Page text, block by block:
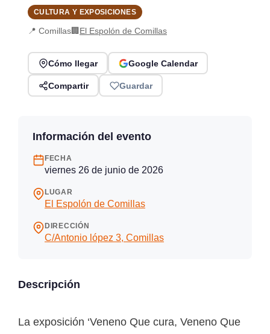
CULTURA Y EXPOSICIONES
📍 Comillas🏢 El Espolón de Comillas
Cómo llegar Google Calendar
Compartir Guardar
Información del evento
FECHA
viernes 26 de junio de 2026
LUGAR
El Espolón de Comillas
DIRECCIÓN
C/Antonio lópez 3, Comillas
Descripción
La exposición ‘Veneno Que cura, Veneno Que